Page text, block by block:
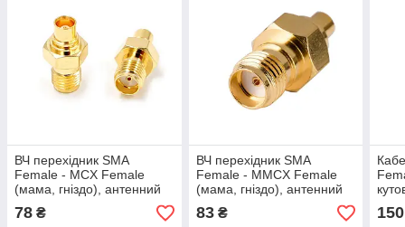
ВЧ перехідник SMA
Female - MCX Female
(мама, гніздо), антенний
адаптер, з'єднувач для
подовжувача кабелю
78 ₴
ВЧ перехідник SMA
Female - MMCX Female
(мама, гніздо), антенний
адаптер, з'єднувач для
подовжувача кабелю
83₴ 150